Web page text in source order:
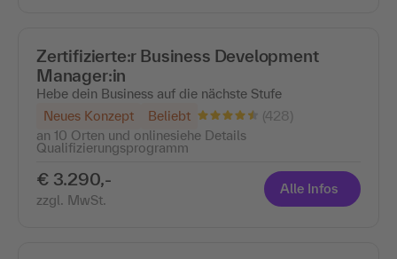
Zertifizierte:r Business Development
Manager:in
Hebe dein Business auf die nächste Stufe
Neues Konzept
Beliebt
(428)
an 10 Orten und onlinesiehe Details
Qualifizierungsprogramm
€ 3.290,-
zzgl. MwSt.
Alle Infos